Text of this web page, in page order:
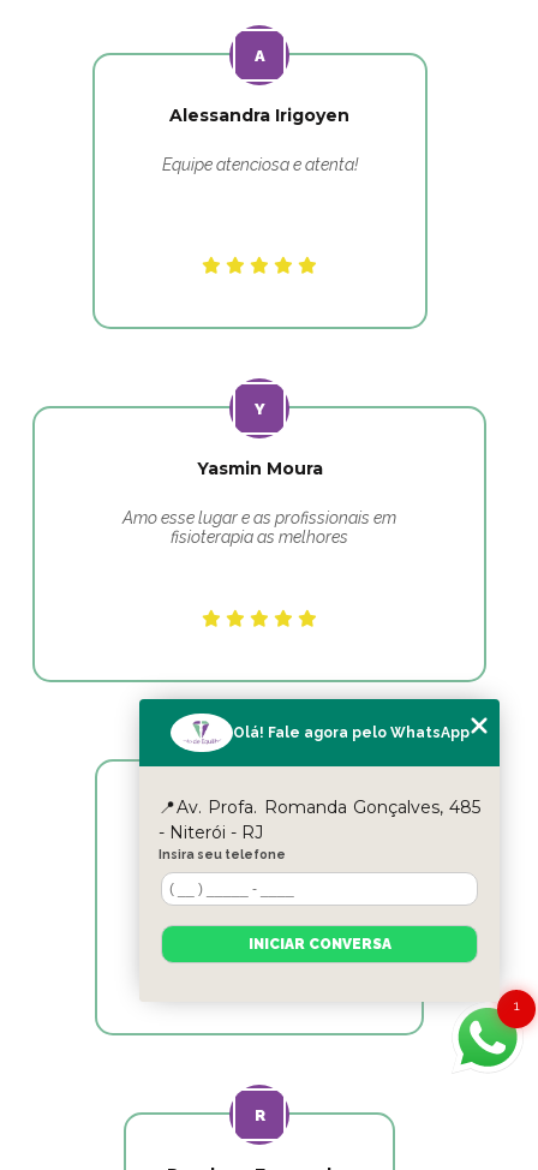
Alessandra Irigoyen
Equipe atenciosa e atenta!
Yasmin Moura
Amo esse lugar e as profissionais em
fisioterapia as melhores
Cicle Itaipu
Excelentes profissionais!!!
1
Olá! Fale agora pelo WhatsApp
📍Av. Profa. Romanda Gonçalves, 485
- Niterói - RJ
Insira seu telefone
INICIAR CONVERSA